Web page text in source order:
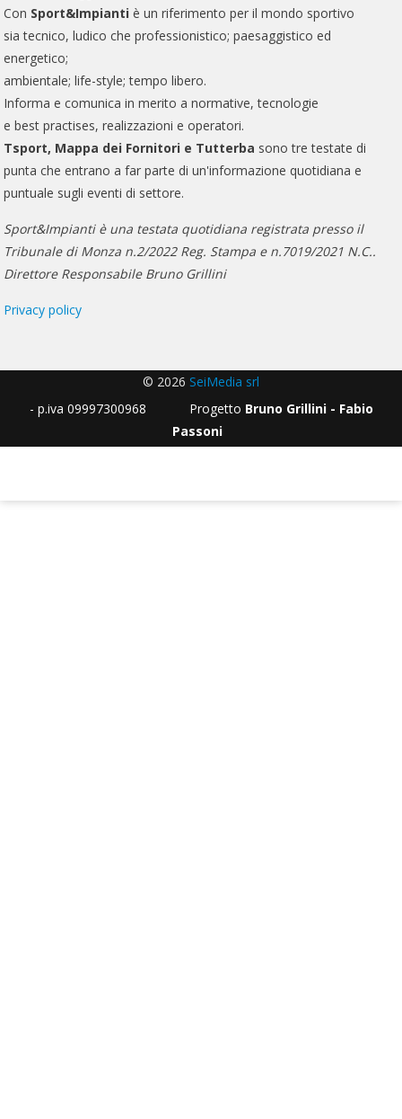
Con Sport&Impianti è un riferimento per il mondo sportivo
sia tecnico, ludico che professionistico; paesaggistico ed
energetico;
ambientale; life-style; tempo libero.
Informa e comunica in merito a normative, tecnologie
e best practises, realizzazioni e operatori.
Tsport, Mappa dei Fornitori e Tutterba sono tre testate di
punta che entrano a far parte di un'informazione quotidiana e
puntuale sugli eventi di settore.
Sport&Impianti è una testata quotidiana registrata presso il
Tribunale di Monza n.2/2022 Reg. Stampa e n.7019/2021 N.C..
Direttore Responsabile Bruno Grillini
Privacy policy
© 2026 SeiMedia srl
- p.iva 09997300968 Progetto Bruno Grillini - Fabio
Passoni